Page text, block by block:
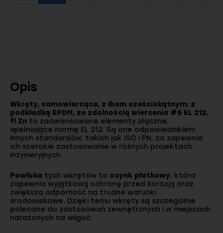
Opis
Wkręty, samowiercące, z łbem sześciokątnym; z
podkładką EPDM, ze zdolnością wiercenia #5 EL 212,
fl Zn to zaawansowane elementy złączne,
spełniające normę EL 212. Są one odpowiednikiem
innych standardów, takich jak ISO i PN, co zapewnia
ich szerokie zastosowanie w różnych projektach
inżynieryjnych.
Powłoka tych wkrętów to ocynk płatkowy, która
zapewnia wyjątkową ochronę przed korozją oraz
zwiększa odporność na trudne warunki
środowiskowe. Dzięki temu wkręty są szczególnie
polecane do zastosowań zewnętrznych i w miejscach
narażonych na wilgoć.